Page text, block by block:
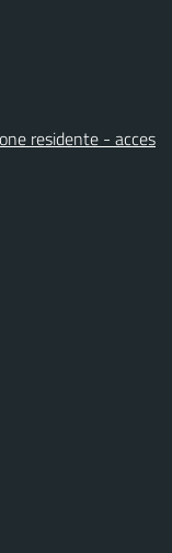
residente - acces